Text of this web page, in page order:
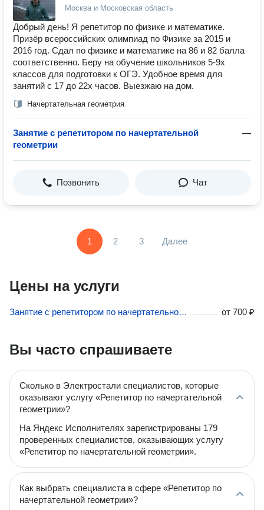
Москва и Московская область
Добрый день! Я репетитор по физике и математике.
Призёр всероссийских олимпиад по Физике за 2015 и
2016 год. Сдал по физике и математике на 86 и 82 балла
соответственно. Беру на обучение школьников 5-9х
классов для подготовки к ОГЭ. Удобное время для
занятий с 17 до 22х часов. Выезжаю на дом.
Начертательная геометрия
Занятие с репетитором по начертательной
геометрии
—
Позвонить Чат
1 2 3 Далее
Цены на услуги
Занятие с репетитором по начертательной геометрии в Электростали от 700 ₽
Вы часто спрашиваете
Сколько в Электростали специалистов, которые
оказывают услугу «Репетитор по начертательной
геометрии»?
На Яндекс Исполнителях зарегистрированы 179
проверенных специалистов, оказывающих услугу
«Репетитор по начертательной геометрии».
Как выбрать специалиста в сфере «Репетитор по
начертательной геометрии»?